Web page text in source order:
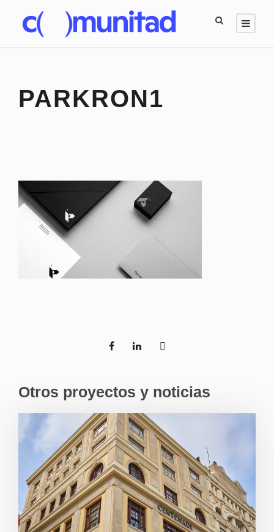
PARKRON1
Otros proyectos y noticias